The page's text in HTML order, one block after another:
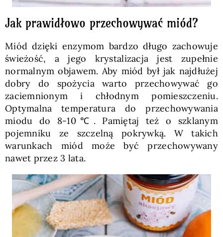
Jak prawidłowo przechowywać miód?
Miód dzięki enzymom bardzo długo zachowuje
świeżość, a jego krystalizacja jest zupełnie
normalnym objawem. Aby miód był jak najdłużej
dobry do spożycia warto przechowywać go
zaciemnionym i chłodnym pomieszczeniu.
Optymalna temperatura do przechowywania
miodu do 8-10℃. Pamiętaj też o szklanym
pojemniku ze szczelną pokrywką. W takich
warunkach miód może być przechowywany
nawet przez 3 lata.